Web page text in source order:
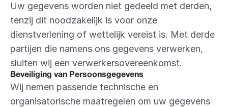
Uw gegevens worden niet gedeeld met derden,
tenzij dit noodzakelijk is voor onze
dienstverlening of wettelijk vereist is. Met derde
partijen die namens ons gegevens verwerken,
sluiten wij een verwerkersovereenkomst.
Beveiliging van Persoonsgegevens
Wij nemen passende technische en
organisatorische maatregelen om uw gegevens